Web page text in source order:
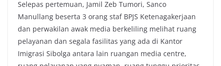
Selepas pertemuan, Jamil Zeb Tumori, Sanco
Manullang beserta 3 orang staf BPJS Ketenagakerjaan
dan perwakilan awak media berkeliling melihat ruang
pelayanan dan segala fasilitas yang ada di Kantor
Imigrasi Sibolga antara lain ruangan media centre,